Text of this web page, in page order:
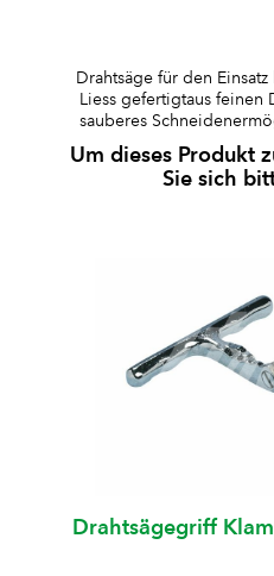
Drahtsäge für den
Liess gefertigtaus feinen
sauberes
und gleichmässige
gleichzeitig
Um dieses Produkt
Sie sich
Drahtsägegriff